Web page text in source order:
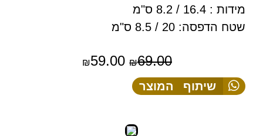
מידות : 16.4 / 8.2 ס"מ
שטח הדפסה: 20 / 8.5 ס"מ
₪69.00
₪59.00
שיתוף המוצר